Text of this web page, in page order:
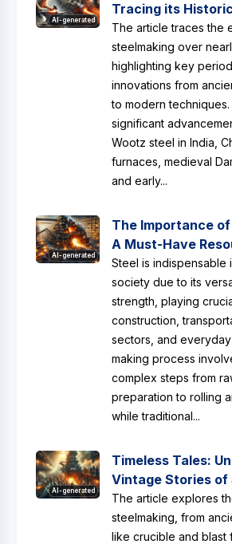
AI-generated
Tracing its
The article traces the
steelmaking over
highlighting key
innovations from
to modern
significant
Wootz steel in India,
furnaces, medieval
and early...
AI-generated
The Importance
A Must-Have
Steel is indispensable
society due to its
strength, playing
construction,
sectors, and
making process
complex steps from
preparation to rolling
while traditional...
AI-generated
Timeless Tales:
Vintage Stories of
The article explores
steelmaking, from
like crucible and blast